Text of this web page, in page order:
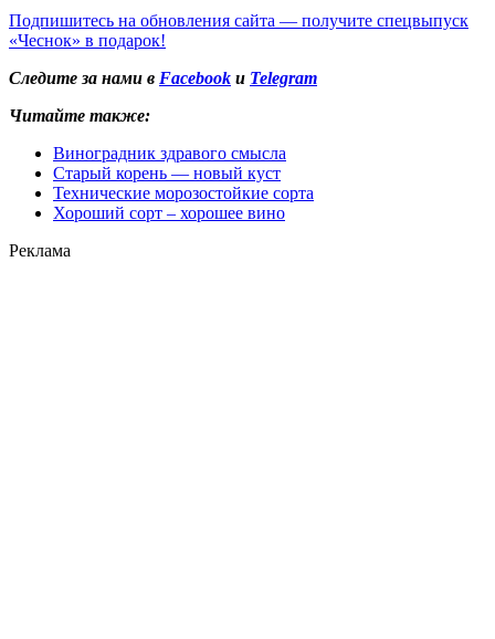
Подпишитесь на обновления сайта — получите спецвыпуск
«Чеснок» в подарок!
Следите за нами в Facebook и Telegram
Читайте также:
Виноградник здравого смысла
Старый корень — новый куст
Технические морозостойкие сорта
Хороший сорт – хорошее вино
Реклама